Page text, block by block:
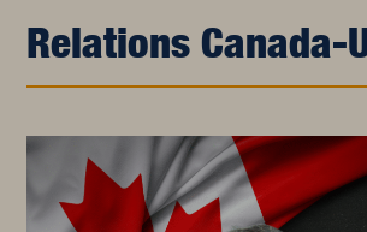
Relations Canada-